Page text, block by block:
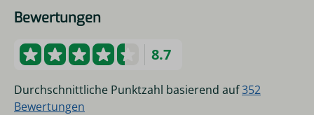
Bewertungen
8.7
Durchschnittliche Punktzahl basierend auf352
Bewertungen